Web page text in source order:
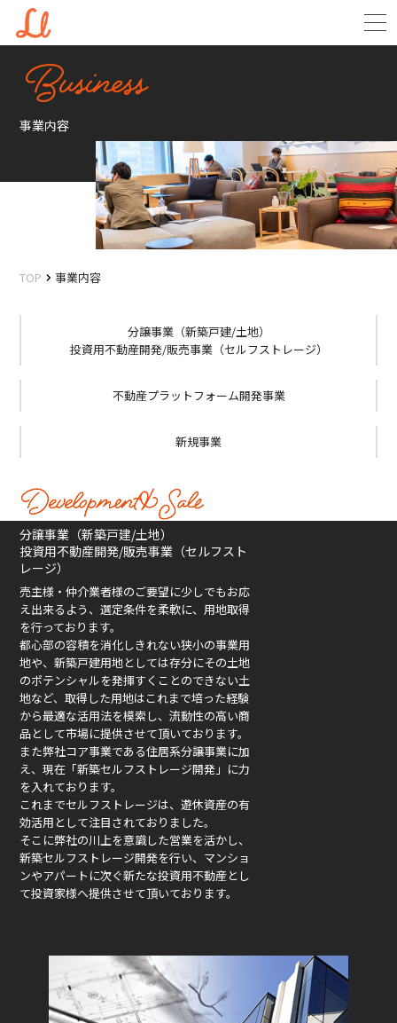
事業内容
TOP 事業内容
分譲事業（新築戸建/土地）
投資用不動産開発/販売事業（セルフストレージ）
不動産プラットフォーム開発事業
新規事業
分譲事業（新築戸建/土地）
投資用不動産開発/販売事業（セルフスト
レージ）
売主様・仲介業者様のご要望に少しでもお応
え出来るよう、選定条件を柔軟に、用地取得
を行っております。
都心部の容積を消化しきれない狭小の事業用
地や、新築戸建用地としては存分にその土地
のポテンシャルを発揮すくことのできない土
地など、取得した用地はこれまで培った経験
から最適な活用法を模索し、流動性の高い商
品として市場に提供させて頂いております。
また弊社コア事業である住居系分譲事業に加
え、現在「新築セルフストレージ開発」に力
を入れております。
これまでセルフストレージは、遊休資産の有
効活用として注目されておりました。
そこに弊社の川上を意識した営業を活かし、
新築セルフストレージ開発を行い、マンショ
ンやアパートに次ぐ新たな投資用不動産とし
て投資家様へ提供させて頂いております。